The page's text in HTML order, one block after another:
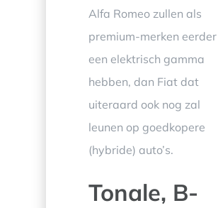
Alfa Romeo zullen als
premium-merken eerder
een elektrisch gamma
hebben, dan Fiat dat
uiteraard ook nog zal
leunen op goedkopere
(hybride) auto’s.
Tonale, B-